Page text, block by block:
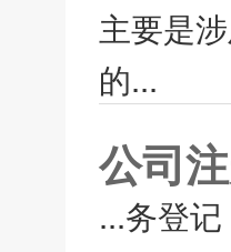
主要是
的...
公司
...务登